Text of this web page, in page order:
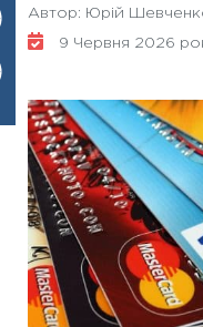
Автор: Юрій
9 Червня 2026